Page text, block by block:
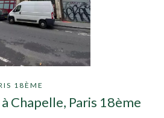
18ÈME
Chapelle, Paris 18ème